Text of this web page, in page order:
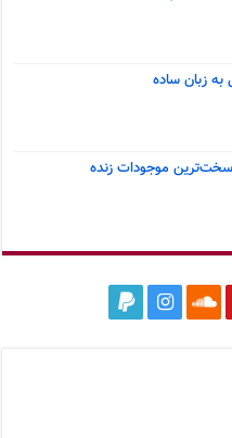
به زبان ساده
موجودات زنده